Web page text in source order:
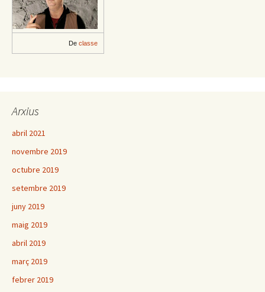
De classe
Arxius
abril 2021
novembre 2019
octubre 2019
setembre 2019
juny 2019
maig 2019
abril 2019
març 2019
febrer 2019